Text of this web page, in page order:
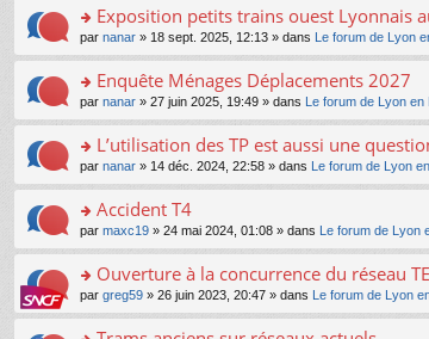
s
ult
er
le
m
e
s
a
g
e
n
n
le
pl
u
s
o
n
s
ult
er
le
m
e
s
a
g
e
n
n
Exposition petits trains ouest Lyonnais
par nanar » 18 sept. 2025, 12:13 » dans Le forum de Lyon
o
n
s
ult
er
le
m
e
s
a
g
e
n
Enquête Ménages Déplacements 2027
par nanar » 27 juin 2025, 19:49 » dans Le forum de Lyon en
o
n
s
ult
er
le
m
e
s
L’utilisation des TP est aussi une
par nanar » 14 déc. 2024, 22:58 » dans Le forum de Lyon
o
n
s
ult
er
le
Accident T4
par maxc19 » 24 mai 2024, 01:08 » dans Le forum de Lyon
o
n
s
Ouverture à la concurrence du réseau
par greg59 » 26 juin 2023, 20:47 » dans Le forum de Lyon